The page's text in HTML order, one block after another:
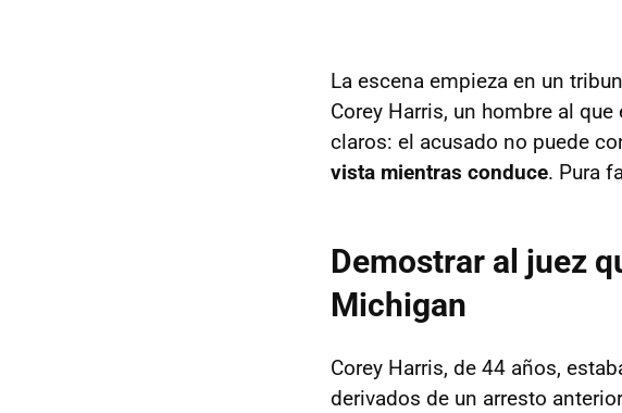
La escena empieza en un
Corey Harris, un hombre al
claros: el acusado no puede
vista mientras conduce. Pura
Demostrar al juez
Michigan
Corey Harris, de 44 años,
derivados de un arresto